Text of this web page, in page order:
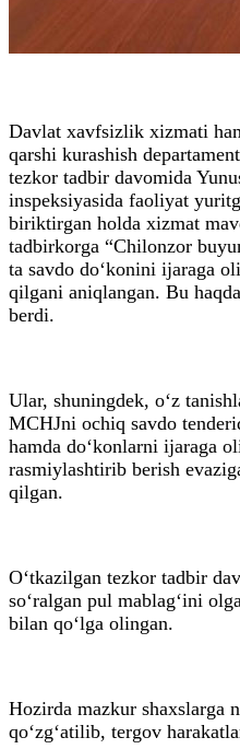
Davlat xavfsizlik xizmati
qarshi kurashish
tezkor tadbir davomida
inspeksiyasida faoliyat
biriktirgan holda xizmat
tadbirkorga “Chilonzor
ta savdo do‘konini ijaraga
qilgani aniqlangan. Bu
berdi.
Ular, shuningdek, o‘z
MCHJni ochiq savdo
hamda do‘konlarni ijaraga
rasmiylashtirib berish
qilgan.
O‘tkazilgan tezkor tadbir
so‘ralgan pul mablag‘ini
bilan qo‘lga olingan.
Hozirda mazkur shaxslarga
qo‘zg‘atilib, tergov